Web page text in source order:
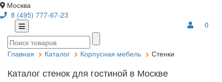
Москва
8 (495) 777-67-23
0
Главная Каталог Корпусная мебель Стенки
Каталог стенок для гостиной в Москве